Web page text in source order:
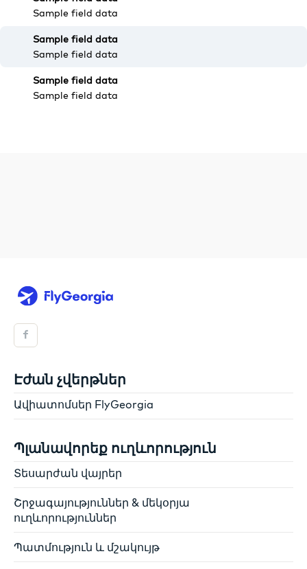
Sample field data
Sample field data
Sample field data
Sample field data
Sample field data
Էժան չվերթներ
Ավիատոմսեր FlyGeorgia
Պլանավորեք ուղևորություն
Տեսարժան վայրեր
Շրջագայություններ & մեկօրյա
ուղևորություններ
Պատմություն և մշակույթ